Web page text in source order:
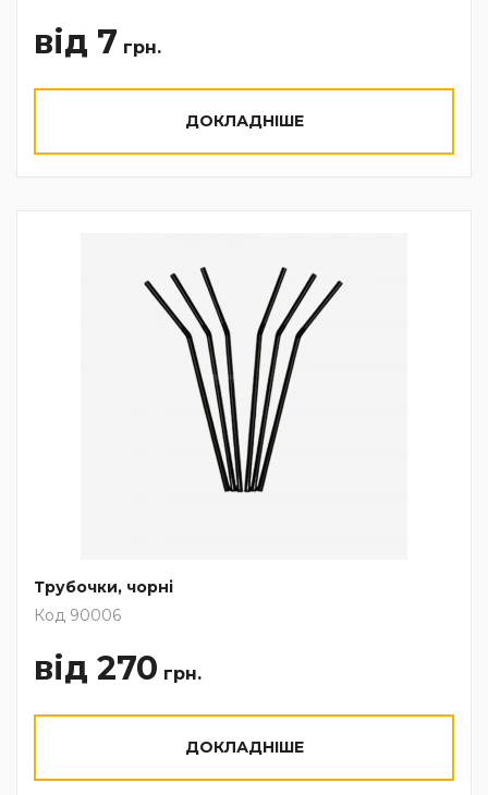
від 7 грн.
ДОКЛАДНІШЕ
Трубочки, чорні
Код 90006
від 270 грн.
ДОКЛАДНІШЕ